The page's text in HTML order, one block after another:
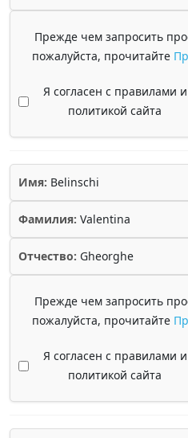
Прежде чем запросить
пожалуйста, прочитайте
Я согласен с правилами и
политикой сайта
Имя: Belinschi
Фамилия: Valentina
Отчество: Gheorghe
Прежде чем запросить
пожалуйста, прочитайте
Я согласен с правилами и
политикой сайта